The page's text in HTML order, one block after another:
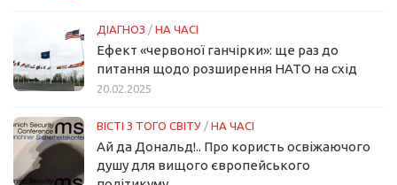
ДІАГНОЗ / НА ЧАСІ
Ефект «червоної ганчірки»: ще раз до
питання щодо розширення НАТО на схід
20.02.2025
ВІСТІ З ТОГО СВІТУ / НА ЧАСІ
Ай да Дональд!.. Про користь освіжаючого
душу для вищого європейського